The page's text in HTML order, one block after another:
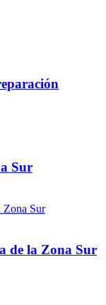
Sur
de la Zona Sur